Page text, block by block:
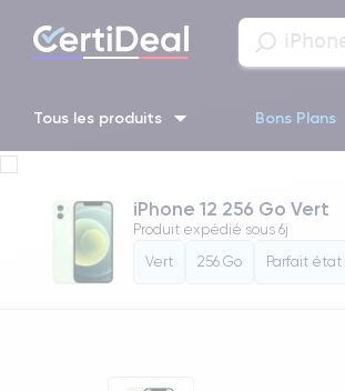
Tous les produits Bons Plans
iPhone 11 Pro iPhone 14 pro
iPhone 12 256 Go Vert
Produit expédié sous 6j
Vert
256 Go Parfait état